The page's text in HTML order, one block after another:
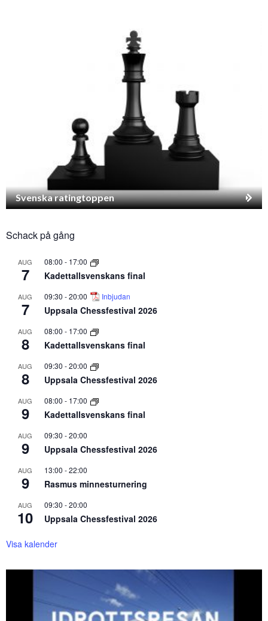
Svenska ratingtoppen
Schack på gång
AUG
7
08:00 - 17:00
Kadettallsvenskans final
AUG
7
09:30 -20:00 Inbjudan
Uppsala Chessfestival 2026
AUG
8
08:00 - 17:00
Kadettallsvenskans final
AUG
8
09:30 -20:00
Uppsala Chessfestival 2026
AUG
9
08:00 - 17:00
Kadettallsvenskans final
AUG
9
09:30 -20:00
Uppsala Chessfestival 2026
AUG
9
13:00 -22:00
Rasmus minnesturnering
AUG
10
09:30 -20:00
Uppsala Chessfestival 2026
Visa kalender